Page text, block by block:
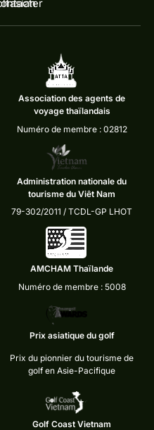
Association des agents de
voyage thaïlandais
Numéro de membre : 02812
Administration nationale du
tourisme du Viêt Nam
79-302/2011 / TCDL-GP LHOT
AMCHAM Thaïlande
Numéro de membre : 5008
Prix asiatique du golf
Prix du pionnier du tourisme de
golf en Asie-Pacifique
Golf Coast Vietnam